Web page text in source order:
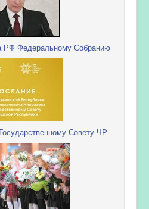
РФ Федеральному Собранию
Совету ЧР